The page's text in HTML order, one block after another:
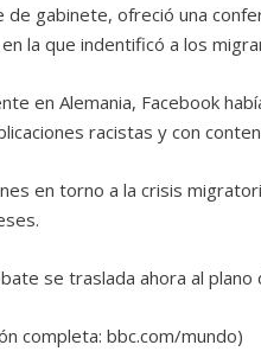
de gabinete, ofreció una
la que indentificó a los
en Alemania, Facebook
racistas y con
en torno a la crisis
se traslada ahora al plano
completa: bbc.com/mundo)